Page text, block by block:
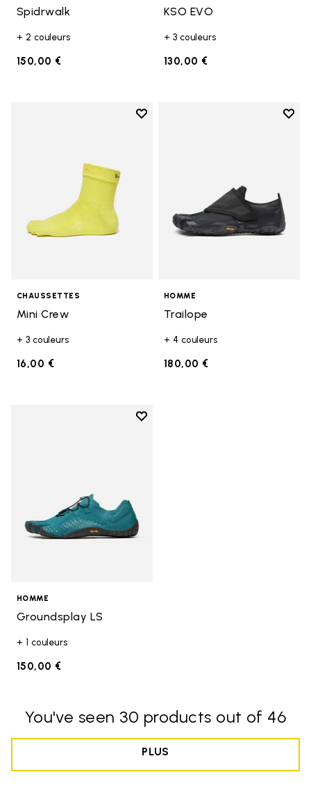
Spidrwalk
+ 2 couleurs
150,00 €
KSO EVO
+ 3 couleurs
130,00 €
Add to wishlist
CHAUSSETTES
Mini Crew
+ 3 couleurs
16,00 €
Add
HOMME
Trailope
+ 4 couleurs
180,00 €
Add to wishlist
HOMME
Groundsplay LS
+ 1 couleurs
150,00 €
You've seen 30 products out of 46
PLUS